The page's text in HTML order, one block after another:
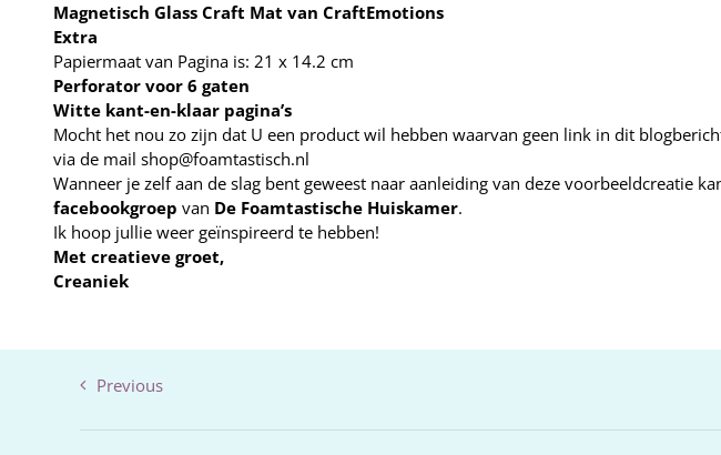
Magnetisch Glass Craft Mat van CraftEmotions
Extra
Papiermaat van Pagina is: 21 x 14.2 cm
Perforator voor 6 gaten
Witte kant-en-klaar pagina’s
Mocht het nou zo zijn dat U een product wil hebben waarvan geen link in dit
via de mail shop@foamtastisch.nl
Wanneer je zelf aan de slag bent geweest naar aanleiding van deze voorbeeldcreatie
facebookgroep van De Foamtastische Huiskamer.
Ik hoop jullie weer geïnspireerd te hebben!
Met creatieve groet,
Creaniek
Previous